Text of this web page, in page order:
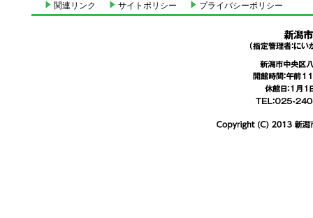
関連リンク サイトポリシー プライバシーポリシー